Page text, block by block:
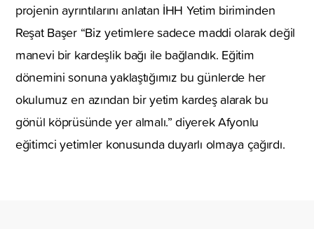
projenin ayrıntılarını anlatan İHH Yetim biriminden
Reşat Başer “Biz yetimlere sadece maddi olarak değil
manevi bir kardeşlik bağı ile bağlandık. Eğitim
dönemini sonuna yaklaştığımız bu günlerde her
okulumuz en azından bir yetim kardeş alarak bu
gönül köprüsünde yer almalı.” diyerek Afyonlu
eğitimci yetimler konusunda duyarlı olmaya çağırdı.